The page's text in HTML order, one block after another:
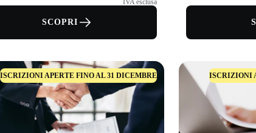
IVA esclusa
SCOPRI
ISCRIZIONI APERTE FINO AL 31 DICEMBRE ISCRIZIONI